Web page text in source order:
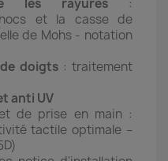
les rayures :
et la casse de
de Mohs - notation
doigts : traitement
anti UV
et de prise en main :
tactile optimale –